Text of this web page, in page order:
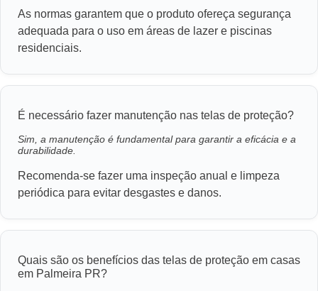
As normas garantem que o produto ofereça segurança
adequada para o uso em áreas de lazer e piscinas
residenciais.
É necessário fazer manutenção nas telas de proteção?
Sim, a manutenção é fundamental para garantir a eficácia e a
durabilidade.
Recomenda-se fazer uma inspeção anual e limpeza
periódica para evitar desgastes e danos.
Quais são os benefícios das telas de proteção em casas
em Palmeira PR?